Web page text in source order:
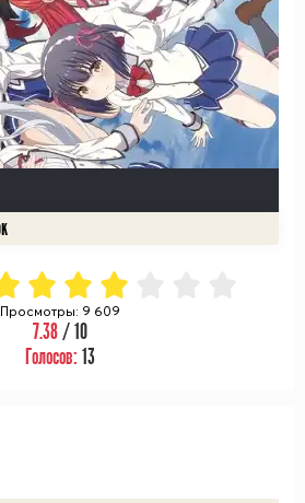
Просмотры: 9 609
7.38/ 10
Голосов: 13